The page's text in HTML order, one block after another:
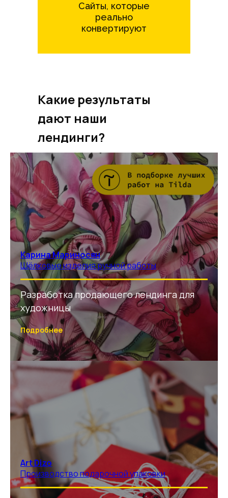
Сайты, которые
реально
конвертируют
Какие результаты
дают наши
лендинги?
Карина Мариносян
Шёлковые изделия ручной работы
Разработка продающего лендинга для
художницы
Подробнее
Art Dizo
Производство подарочной упаковки